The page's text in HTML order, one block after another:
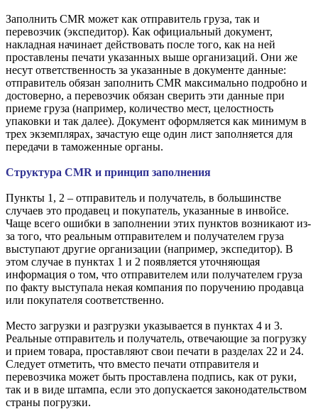
Заполнить CMR может как отправитель груза, так и
перевозчик (экспедитор). Как официальный документ,
накладная начинает действовать после того, как на ней
проставлены печати указанных выше организаций. Они же
несут ответственность за указанные в документе данные:
отправитель обязан заполнить CMR максимально подробно и
достоверно, а перевозчик обязан сверить эти данные при
приеме груза (например, количество мест, целостность
упаковки и так далее). Документ оформляется как минимум в
трех экземплярах, зачастую еще один лист заполняется для
передачи в таможенные органы.
Структура CMR и принцип заполнения
Пункты 1, 2 – отправитель и получатель, в большинстве
случаев это продавец и покупатель, указанные в инвойсе.
Чаще всего ошибки в заполнении этих пунктов возникают из-
за того, что реальным отправителем и получателем груза
выступают другие организации (например, экспедитор). В
этом случае в пунктах 1 и 2 появляется уточняющая
информация о том, что отправителем или получателем груза
по факту выступала некая компания по поручению продавца
или покупателя соответственно.
Место загрузки и разгрузки указывается в пунктах 4 и 3.
Реальные отправитель и получатель, отвечающие за погрузку
и прием товара, проставляют свои печати в разделах 22 и 24.
Следует отметить, что вместо печати отправителя и
перевозчика может быть проставлена подпись, как от руки,
так и в виде штампа, если это допускается законодательством
страны погрузки.